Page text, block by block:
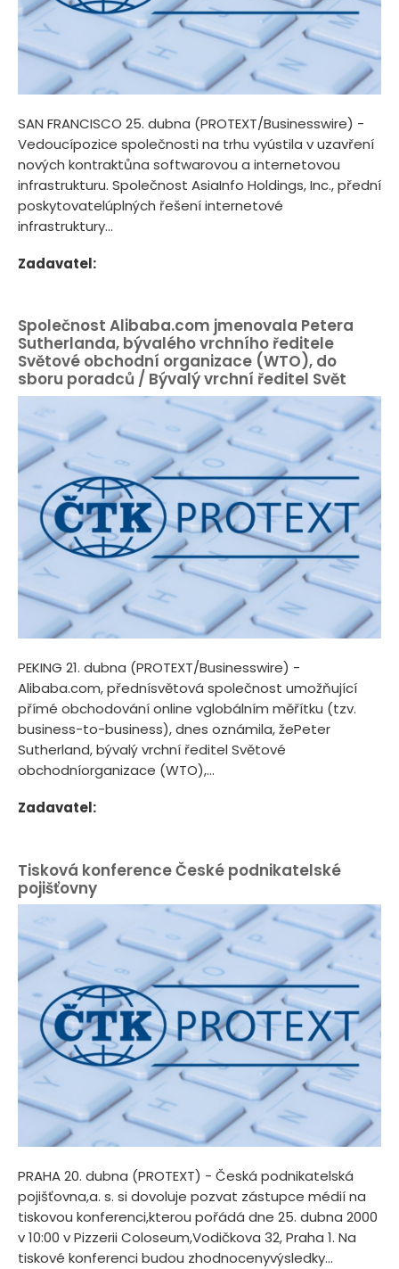
SAN FRANCISCO 25. dubna (PROTEXT/Businesswire) -
Vedoucípozice společnosti na trhu vyústila v uzavření
nových kontraktůna softwarovou a internetovou
infrastrukturu. Společnost AsiaInfo Holdings, Inc., přední
poskytovatelúplných řešení internetové
infrastruktury...
Zadavatel:
Společnost Alibaba.com jmenovala Petera
Sutherlanda, bývalého vrchního ředitele
Světové obchodní organizace (WTO), do
sboru poradců / Bývalý vrchní ředitel Svět
PEKING 21. dubna (PROTEXT/Businesswire) -
Alibaba.com, přednísvětová společnost umožňující
přímé obchodování online vglobálním měřítku (tzv.
business-to-business), dnes oznámila, žePeter
Sutherland, bývalý vrchní ředitel Světové
obchodníorganizace (WTO),...
Zadavatel:
Tisková konference České podnikatelské
pojišťovny
PRAHA 20. dubna (PROTEXT) - Česká podnikatelská
pojišťovna,a. s. si dovoluje pozvat zástupce médií na
tiskovou konferenci,kterou pořádá dne 25. dubna 2000
v 10:00 v Pizzerii Coloseum,Vodičkova 32, Praha 1. Na
tiskové konferenci budou zhodnocenyvýsledky...